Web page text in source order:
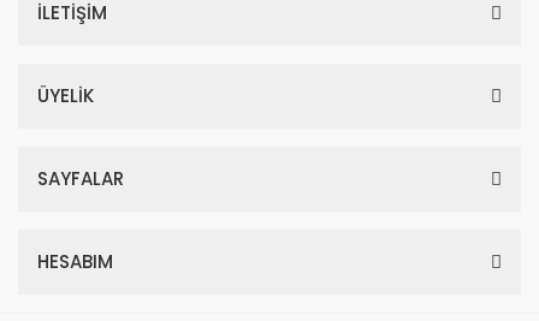
İLETİŞİM
ÜYELİK
SAYFALAR
HESABIM